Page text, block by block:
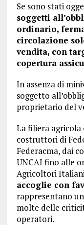
Se sono stati
soggetti
ordinario,
circolazione
vendita, con
copertura
In assenza di
soggetto
proprietario del
La filiera agricola
costruttori di
Federacma, dai
UNCAI fino alle
Agricoltori
accoglie con
rappresentano
molte delle
operatori.